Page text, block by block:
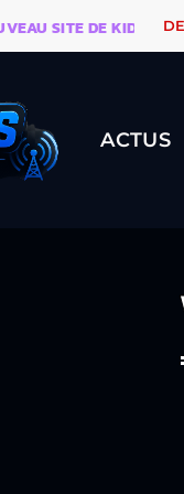
SITE DE KIDSUNE
ACTUS